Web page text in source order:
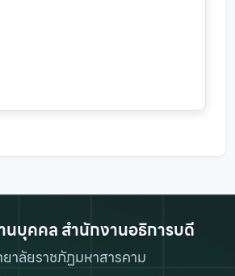
นบุคคล สำนักงานอธิการบดี
าลัยราชภัฏมหาสารคาม